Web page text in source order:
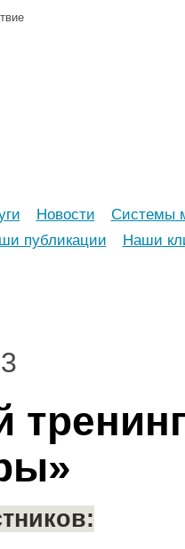
Новости
Системы
публикации
Наши